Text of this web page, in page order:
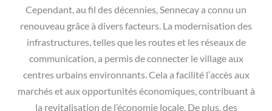
Cependant, au fil des décennies, Sennecay a connu un
renouveau grâce à divers facteurs. La modernisation des
infrastructures, telles que les routes et les réseaux de
communication, a permis de connecter le village aux
centres urbains environnants. Cela a facilité l’accès aux
marchés et aux opportunités économiques, contribuant à
la revitalisation de l’économie locale. De plus, des